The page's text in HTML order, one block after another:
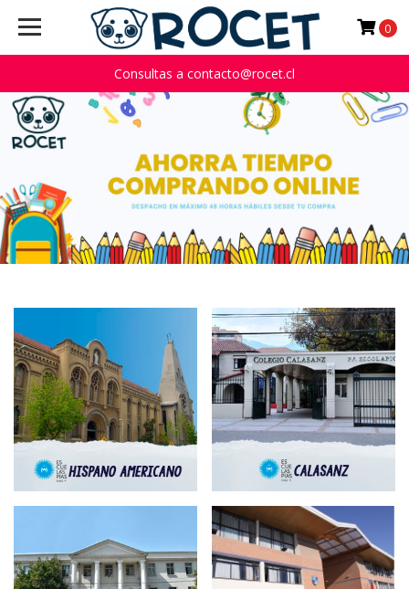
Consultas a contacto@rocet.cl
Uniformes
ROCET
0